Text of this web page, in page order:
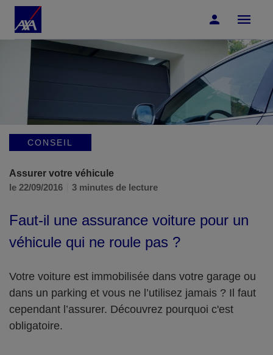
Accéder au Contenu Accéder au Pied de page
CONSEIL
Assurer votre véhicule
le 22/09/2016
3 minutes de lecture
Faut-il une assurance voiture pour un
véhicule qui ne roule pas ?
Votre voiture est immobilisée dans votre garage ou
dans un parking et vous ne l’utilisez jamais ? Il faut
cependant l’assurer. Découvrez pourquoi c'est
obligatoire.